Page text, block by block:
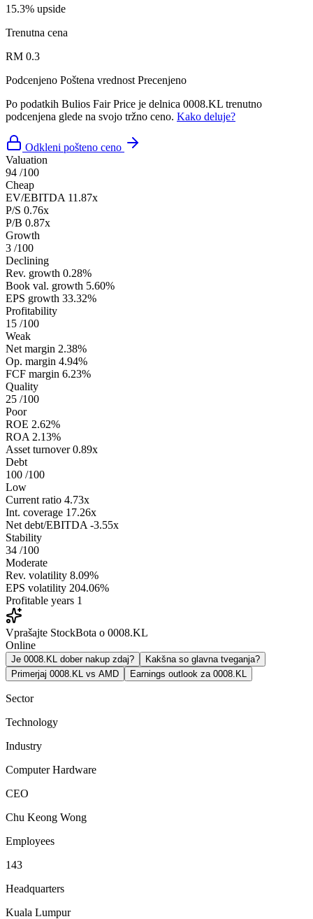
15.3% upside
Trenutna cena
RM 0.3
Podcenjeno Poštena vrednost Precenjeno
Po podatkih Bulios Fair Price je delnica 0008.KL trenutno
podcenjena glede na svojo tržno ceno. Kako deluje?
Odkleni pošteno ceno
Valuation
94 /100
Cheap
EV/EBITDA 11.87x
P/S 0.76x
P/B 0.87x
Growth
3 /100
Declining
Rev. growth 0.28%
Book val. growth 5.60%
EPS growth 33.32%
Profitability
15 /100
Weak
Net margin 2.38%
Op. margin 4.94%
FCF margin 6.23%
Quality
25 /100
Poor
ROE 2.62%
ROA 2.13%
Asset turnover 0.89x
Debt
100 /100
Low
Current ratio 4.73x
Int. coverage 17.26x
Net debt/EBITDA -3.55x
Stability
34 /100
Moderate
Rev. volatility 8.09%
EPS volatility 204.06%
Profitable years 1
Vprašajte StockBota o 0008.KL
Online
Je 0008.KL dober nakup zdaj?
Kakšna so glavna tveganja?
Primerjaj 0008.KL vs AMD
Earnings outlook za 0008.KL
Sector
Technology
Industry
Computer Hardware
CEO
Chu Keong Wong
Employees
143
Headquarters
Kuala Lumpur